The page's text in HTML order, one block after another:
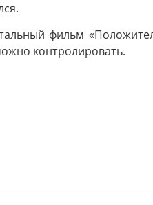
фильм
контролировать.